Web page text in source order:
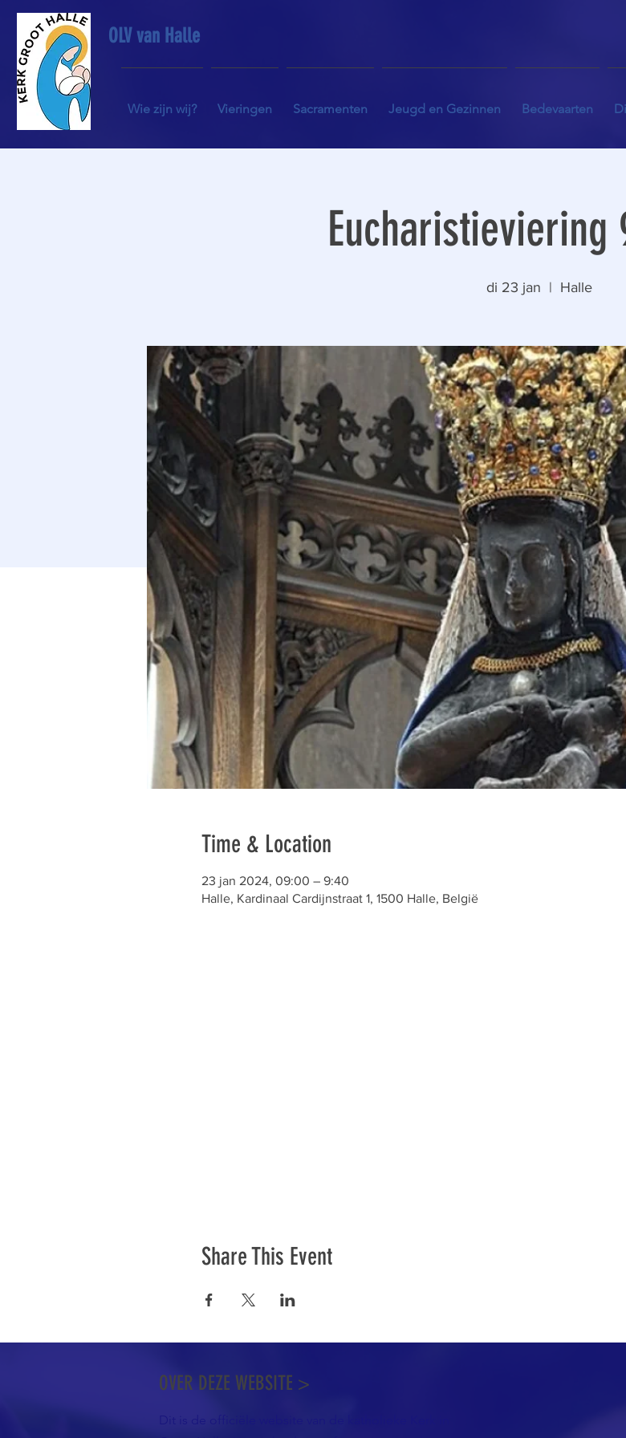
OLV van Halle
Wie zijn wij? Vieringen Sacramenten Jeugd en Gezinnen Bedevaarten
Eucharistieviering
di 23 jan
  |
Halle
Time & Location
23 jan 2024, 09:00 – 9:40
Halle, Kardinaal Cardijnstraat 1, 1500 Halle, België
Share This Event
OVER DEZE WEBSITE >